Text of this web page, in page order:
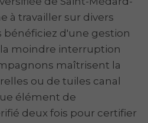
à travailler sur divers
bénéficiez d'une gestion
moindre interruption
maîtrisent la
ou de tuiles canal
élément de
deux fois pour certifier